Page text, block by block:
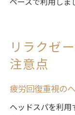
ペースで利用しま
リラクゼ
注意点
疲労回復重視の
ヘッドスパを利